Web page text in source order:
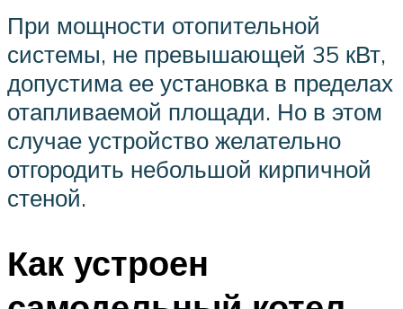
При мощности отопительной
системы, не превышающей 35 кВт,
допустима ее установка в пределах
отапливаемой площади. Но в этом
случае устройство желательно
отгородить небольшой кирпичной
стеной.
Как устроен